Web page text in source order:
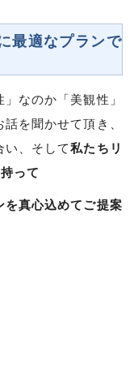
最適なプランで
なのか「美観性」
を聞かせて頂き、
い、そして私たちリ
って
を真心込めてご提案